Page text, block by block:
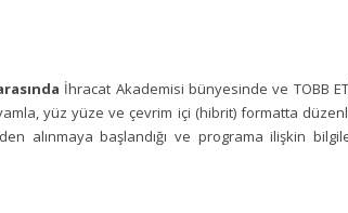
İhracat Akademisi bünyesinde ve TOBB
yüz yüze ve çevrim içi (hibrit) formatta
alınmaya başlandığı ve programa ilişkin